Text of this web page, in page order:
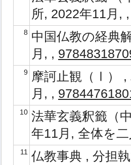
所, 2022年11月,
8 中国仏教の経典
月, ,
9 摩訶止観（Ⅰ） ,
月, ,
10 法華玄義釈籤（
年11月, 全体を
11 仏教事典 , 分担